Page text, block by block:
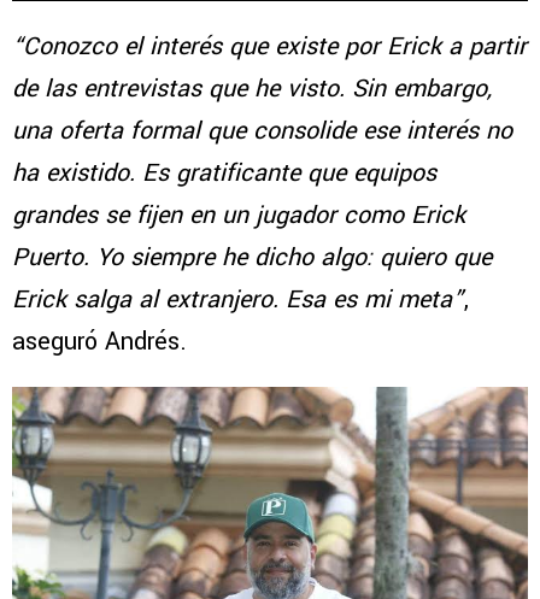
“Conozco el interés que existe por Erick a partir
de las entrevistas que he visto. Sin embargo,
una oferta formal que consolide ese interés no
ha existido. Es gratificante que equipos
grandes se fijen en un jugador como Erick
Puerto. Yo siempre he dicho algo: quiero que
Erick salga al extranjero. Esa es mi meta”,
aseguró Andrés.